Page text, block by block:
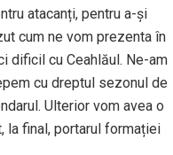
atacanți, pentru a-și
cum ne vom prezenta în
dificil cu Ceahlăul. Ne-am
cu dreptul sezonul de
Ulterior vom avea o
la final, portarul formației